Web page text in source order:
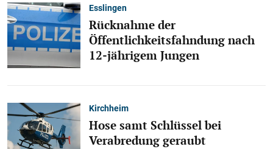
Esslingen
Rücknahme der
Öffentlichkeitsfahndung nach
12-jährigem Jungen
Kirchheim
Hose samt Schlüssel bei
Verabredung geraubt